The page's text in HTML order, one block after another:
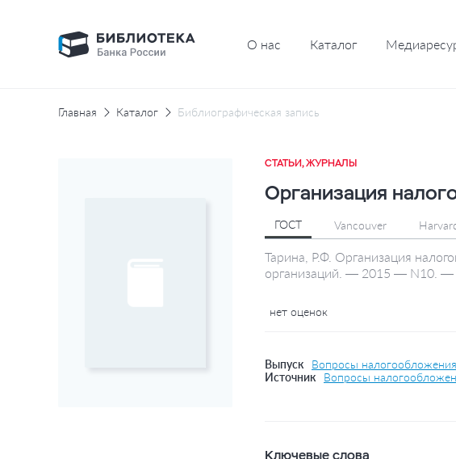
О нас Каталог
Главная Каталог Библиографическая запись
СТАТЬИ, ЖУРНАЛЫ
Организация
ГОСТ Vancouver
Тарина, Р.Ф. Организация
организаций. — 2015 — N10. —
нет оценок
Выпуск
Вопросы
Источник
Вопросы
Ключевые слова